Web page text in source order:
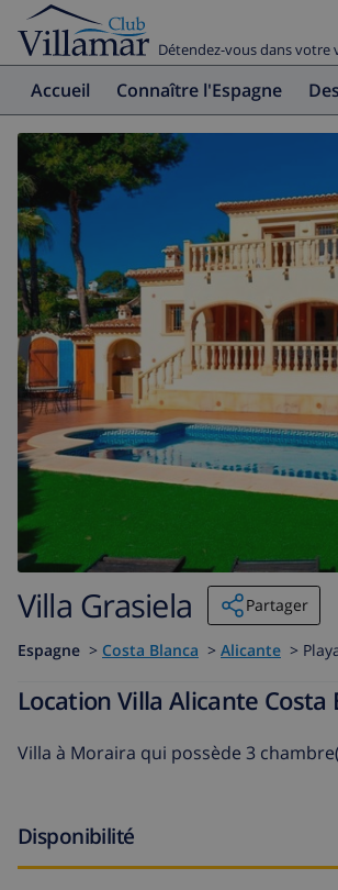
Détendez-vous dans votre
Accueil Connaître l'Espagne
Villa Grasiela Partager
Espagne > Costa Blanca > Alicante >
Location Villa Alicante Costa
Villa à Moraira qui possède 3
Disponibilité